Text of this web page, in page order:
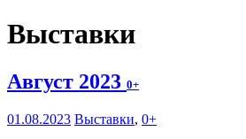
Выставки
Август 2023 0+
01.08.2023 Выставки, 0+